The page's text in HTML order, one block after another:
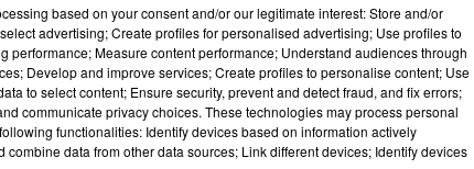
sans langue de bois.
qui prend le relais au micro ! Ancien
de CB, le Turque avait remporté la
de la Leaders Cup - en 2008 avec
parle avec nostalgie du regretté
à l’époque, du phénomène
based on your consent and/or our legitimate interest: Store and/or
advertising; Create profiles for personalised advertising; Use profiles to
performance; Measure content performance; Understand audiences through
Develop and improve services; Create profiles to personalise content; Use
to select content; Ensure security, prevent and detect fraud, and fix errors;
communicate privacy choices. These technologies may process personal
functionalities: Identify devices based on information actively
data from other data sources; Link different devices; Identify devices